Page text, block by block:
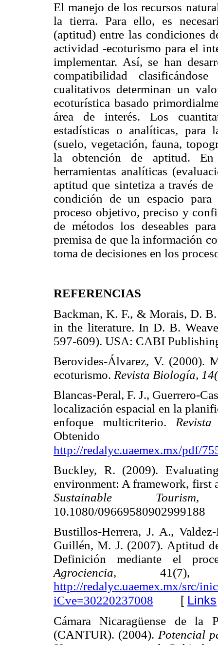
El manejo de los recursos
la tierra. Para ello, es
(aptitud) entre las condiciones
actividad -ecoturismo para el
implementar. Así, se han
compatibilidad
cualitativos determinan un
ecoturística basado
área de interés. Los
estadísticas o analíticas, para
(suelo, vegetación, fauna,
la obtención de aptitud.
herramientas analíticas
aptitud que sintetiza a través
condición de un espacio
proceso objetivo, preciso y
de métodos los deseables
premisa de que la información
toma de decisiones en los
REFERENCIAS
Backman, K. F., & Morais, D.
in the literature. In D. B.
597-609). USA: CABI
Berovides-Álvarez, V. (2000).
ecoturismo. Revista Biología,
Blancas-Peral, F. J., Guerrero-
localización espacial en la
enfoque multicriterio.
http://redalyc.uaemex.mx/pdf/
Buckley, R. (2009).
environment: A framework, first
Sustainable Tourism,
10.1080/09669580902999188
Bustillos-Herrera, J. A.,
Guillén, M. J. (2007). Aptitud
Definición mediante el
Agrociencia, 41(7),
http://redalyc.uaemex.mx/src/
iCve=30220237008 [ Links
Cámara Nicaragüense de la
(CANTUR). (2004). Potencial